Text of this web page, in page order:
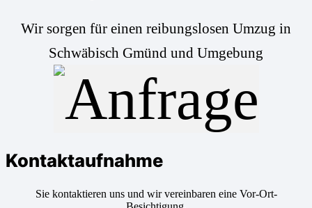
Wir sorgen für einen reibungslosen Umzug in
Schwäbisch Gmünd und Umgebung
Kontaktaufnahme
Sie kontaktieren uns und wir vereinbaren eine Vor-Ort-